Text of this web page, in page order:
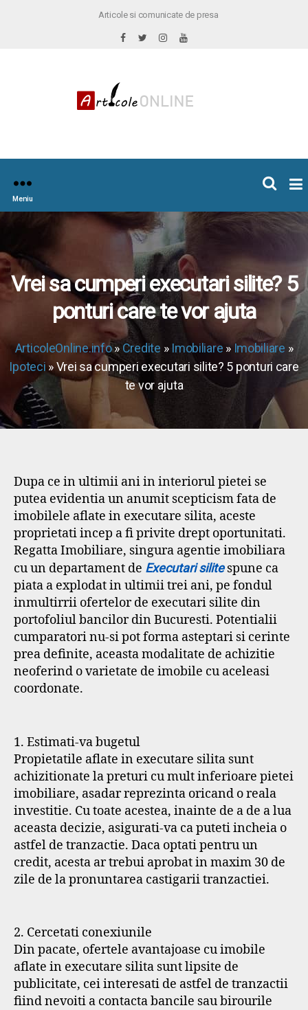
Articole si comunicate de presa
Meniu
Vrei sa cumperi executari silite? 5
ponturi care te vor ajuta
ArticoleOnline.info» Credite » Imobiliare »Imobiliare »
Ipoteci» Vrei sa cumperi executari silite? 5 ponturi care
te vor ajuta
Dupa ce in ultimii ani in interiorul pietei se
putea evidentia un anumit scepticism fata de
imobilele aflate in executare silita, aceste
proprietati incep a fi privite drept oportunitati.
Regatta Imobiliare, singura agentie imobiliara
cu un departament de Executari silitespune ca
piata a explodat in ultimii trei ani, pe fondul
inmultirrii ofertelor de executari silite din
portofoliul bancilor din Bucuresti. Potentialii
cumparatori nu-si pot forma asteptari si cerinte
prea definite, aceasta modalitate de achizitie
neoferind o varietate de imobile cu aceleasi
coordonate.
1. Estimati-va bugetul
Propietatile aflate in executare silita sunt
achizitionate la preturi cu mult inferioare pietei
imobiliare, asadar reprezinta oricand o reala
investitie. Cu toate acestea, inainte de a de a lua
aceasta decizie, asigurati-va ca puteti incheia o
astfel de tranzactie. Daca optati pentru un
credit, acesta ar trebui aprobat in maxim 30 de
zile de la pronuntarea castigarii tranzactiei.
2. Cercetati conexiunile
Din pacate, ofertele avantajoase cu imobile
aflate in executare silita sunt lipsite de
publicitate, cei interesati de astfel de tranzactii
fiind nevoiti a contacta bancile sau birourile